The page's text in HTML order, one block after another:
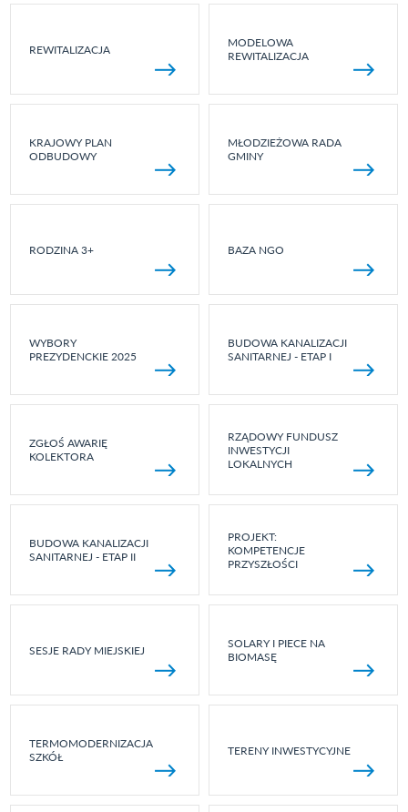
REWITALIZACJA
MODELOWA
REWITALIZACJA
KRAJOWY PLAN
ODBUDOWY
MŁODZIEŻOWA RADA
GMINY
RODZINA 3+ BAZA NGO
WYBORY
PREZYDENCKIE 2025
BUDOWA KANALIZACJI
SANITARNEJ - ETAP I
ZGŁOŚ AWARIĘ
KOLEKTORA
RZĄDOWY FUNDUSZ
INWESTYCJI
LOKALNYCH
BUDOWA KANALIZACJI
SANITARNEJ - ETAP II
PROJEKT:
KOMPETENCJE
PRZYSZŁOŚCI
SESJE RADY MIEJSKIEJ
SOLARY I PIECE NA
BIOMASĘ
TERMOMODERNIZACJA
SZKÓŁ
TERENY INWESTYCYJNE